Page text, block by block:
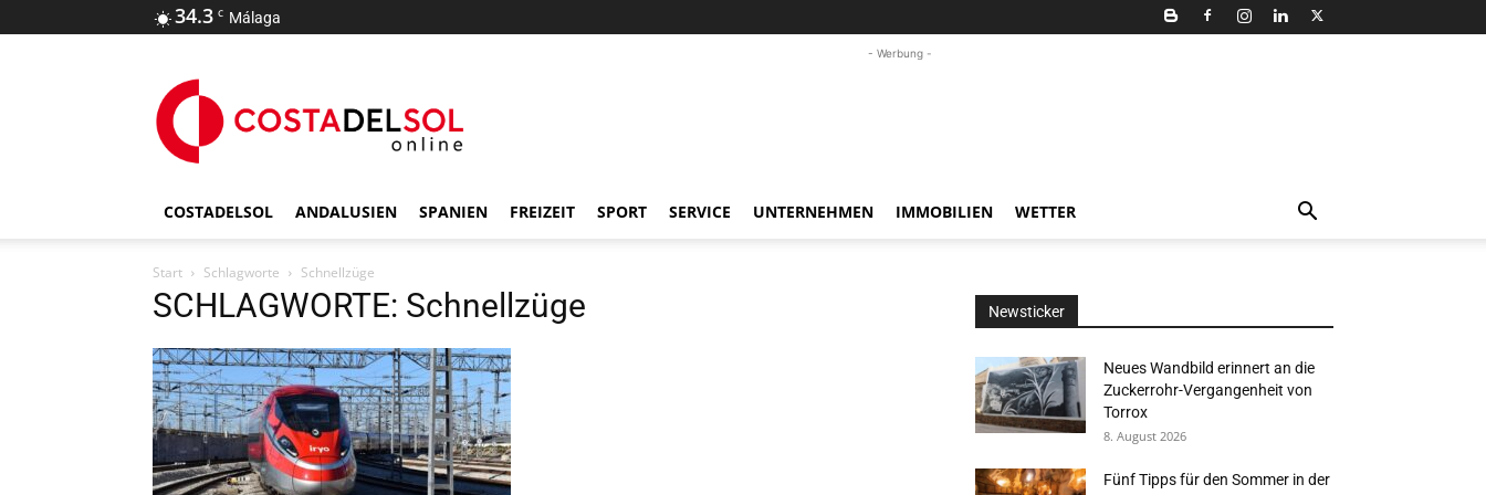
34.3 C Málaga
- Werbung -
COSTADELSOL ANDALUSIEN SPANIEN FREIZEIT SPORT SERVICE UNTERNEHMEN IMMOBILIEN WETTER
Start Schlagworte Schnellzüge
SCHLAGWORTE: Schnellzüge Newsticker
Neues Wandbild erinnert an die
Zuckerrohr-Vergangenheit von
Torrox
8. August 2026
Fünf Tipps für den Sommer in der